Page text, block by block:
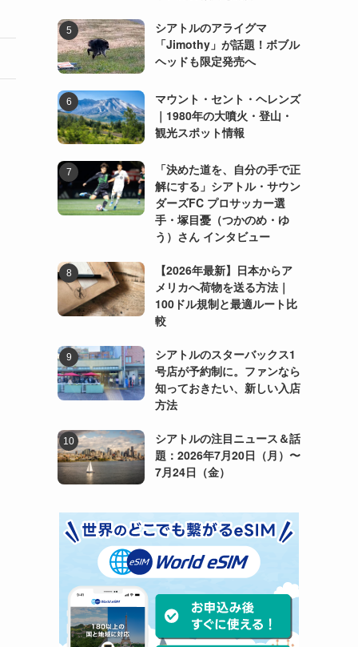
シアトルのアライグマ
「Jimothy」が話題！ボブル
ヘッドも限定発売へ
マウント・セント・ヘレンズ
｜1980年の大噴火・登山・
観光スポット情報
「決めた道を、自分の手で正
解にする」シアトル・サウン
ダーズFC プロサッカー選
手・塚目憂（つかのめ・ゆ
う）さん インタビュー
【2026年最新】日本からア
メリカへ荷物を送る方法｜
100ドル規制と最適ルート比
較
シアトルのスターバックス1
号店が予約制に。ファンなら
知っておきたい、新しい入店
方法
シアトルの注目ニュース＆話
題：2026年7月20日（月）〜
7月24日（金）